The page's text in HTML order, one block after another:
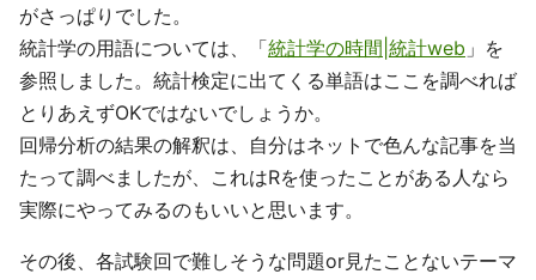
がさっぱりでした。
統計学の用語については、「統計学の時間|統計web 」を
参照しました。統計検定に出てくる単語はここを調べれば
とりあえずOKではないでしょうか。
回帰分析の結果の解釈は、自分はネットで色んな記事を当
たって調べましたが、これはRを使ったことがある人なら
実際にやってみるのもいいと思います。
その後、各試験回で難しそうな問題or見たことないテーマ